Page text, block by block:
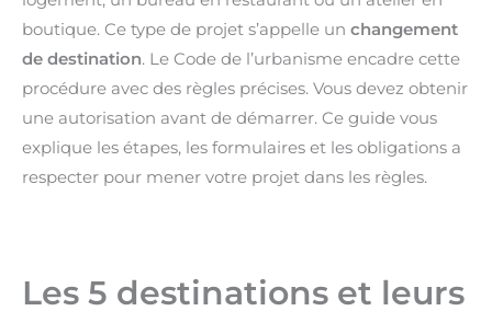
boutique. Ce type de projet s’appelle un changement
de destination. Le Code de l’urbanisme encadre cette
procédure avec des règles précises. Vous devez obtenir
une autorisation avant de démarrer. Ce guide vous
explique les étapes, les formulaires et les obligations a
respecter pour mener votre projet dans les règles.
Les 5 destinations et leurs